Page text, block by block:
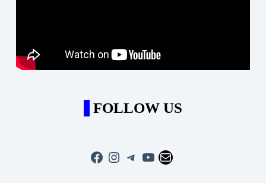
FOLLOW US
Facebook
Instagram
Telegram
YouTube
Mail